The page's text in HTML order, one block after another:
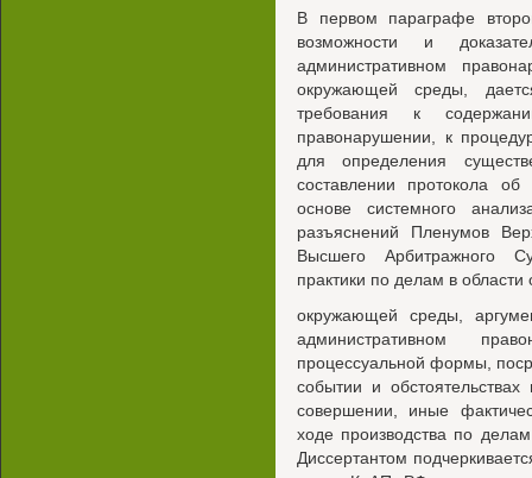
В первом параграфе
возможности и
административном
окружающей среды,
требования к
правонарушении, к
для определения
составлении протокола
основе системного
разъяснений Пленумов
Высшего Арбитражного
практики по делам в области
окружающей среды,
административном
процессуальной формы,
событии и
совершении, иные
ходе производства по
Диссертантом